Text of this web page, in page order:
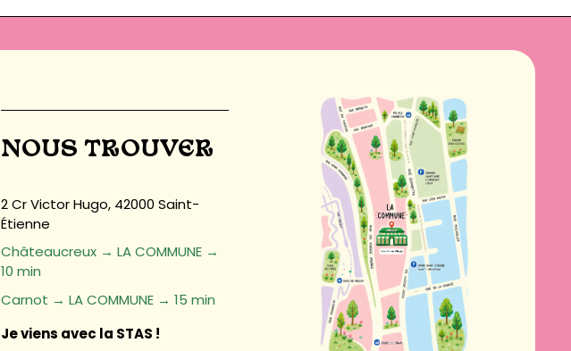
NOUS TROUVER
2 Cr Victor Hugo, 42000 Saint-
Étienne
Châteaucreux → LA COMMUNE →
10 min
Carnot → LA COMMUNE → 15 min
Je viens avec la STAS !